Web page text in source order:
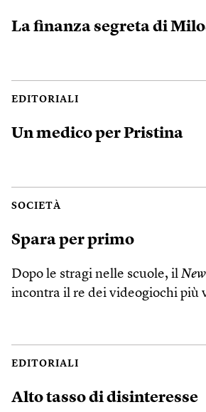
La finanza segreta di
EDITORIALI
Un medico per Pristina
SOCIETÀ
Spara per primo
Dopo le stragi nelle scuole, il
incontra il re dei videogiochi più
EDITORIALI
Alto tasso di disinteresse